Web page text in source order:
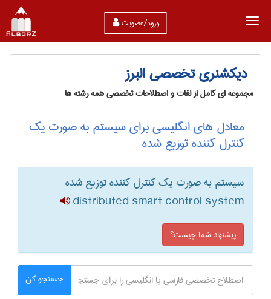
ورود/عضویت
دیکشنری تخصصی البرز
مجموعه ای کامل از لغات و اصطلاحات تخصصی همه رشته ها
معادل های انگلیسی برای سیستم به صورت یک
کنترل کننده توزیع شده
سیستم به صورت یک کنترل کننده توزیع شده
distributed smart control system
پیشنهاد شما چیست؟
جستجو کن